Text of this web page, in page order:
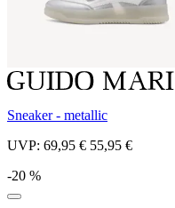
Sneaker - metallic
UVP: 69,95 € 55,95 €
-20 %